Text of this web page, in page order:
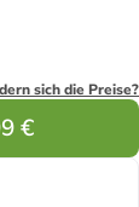
sich die Preise?
€